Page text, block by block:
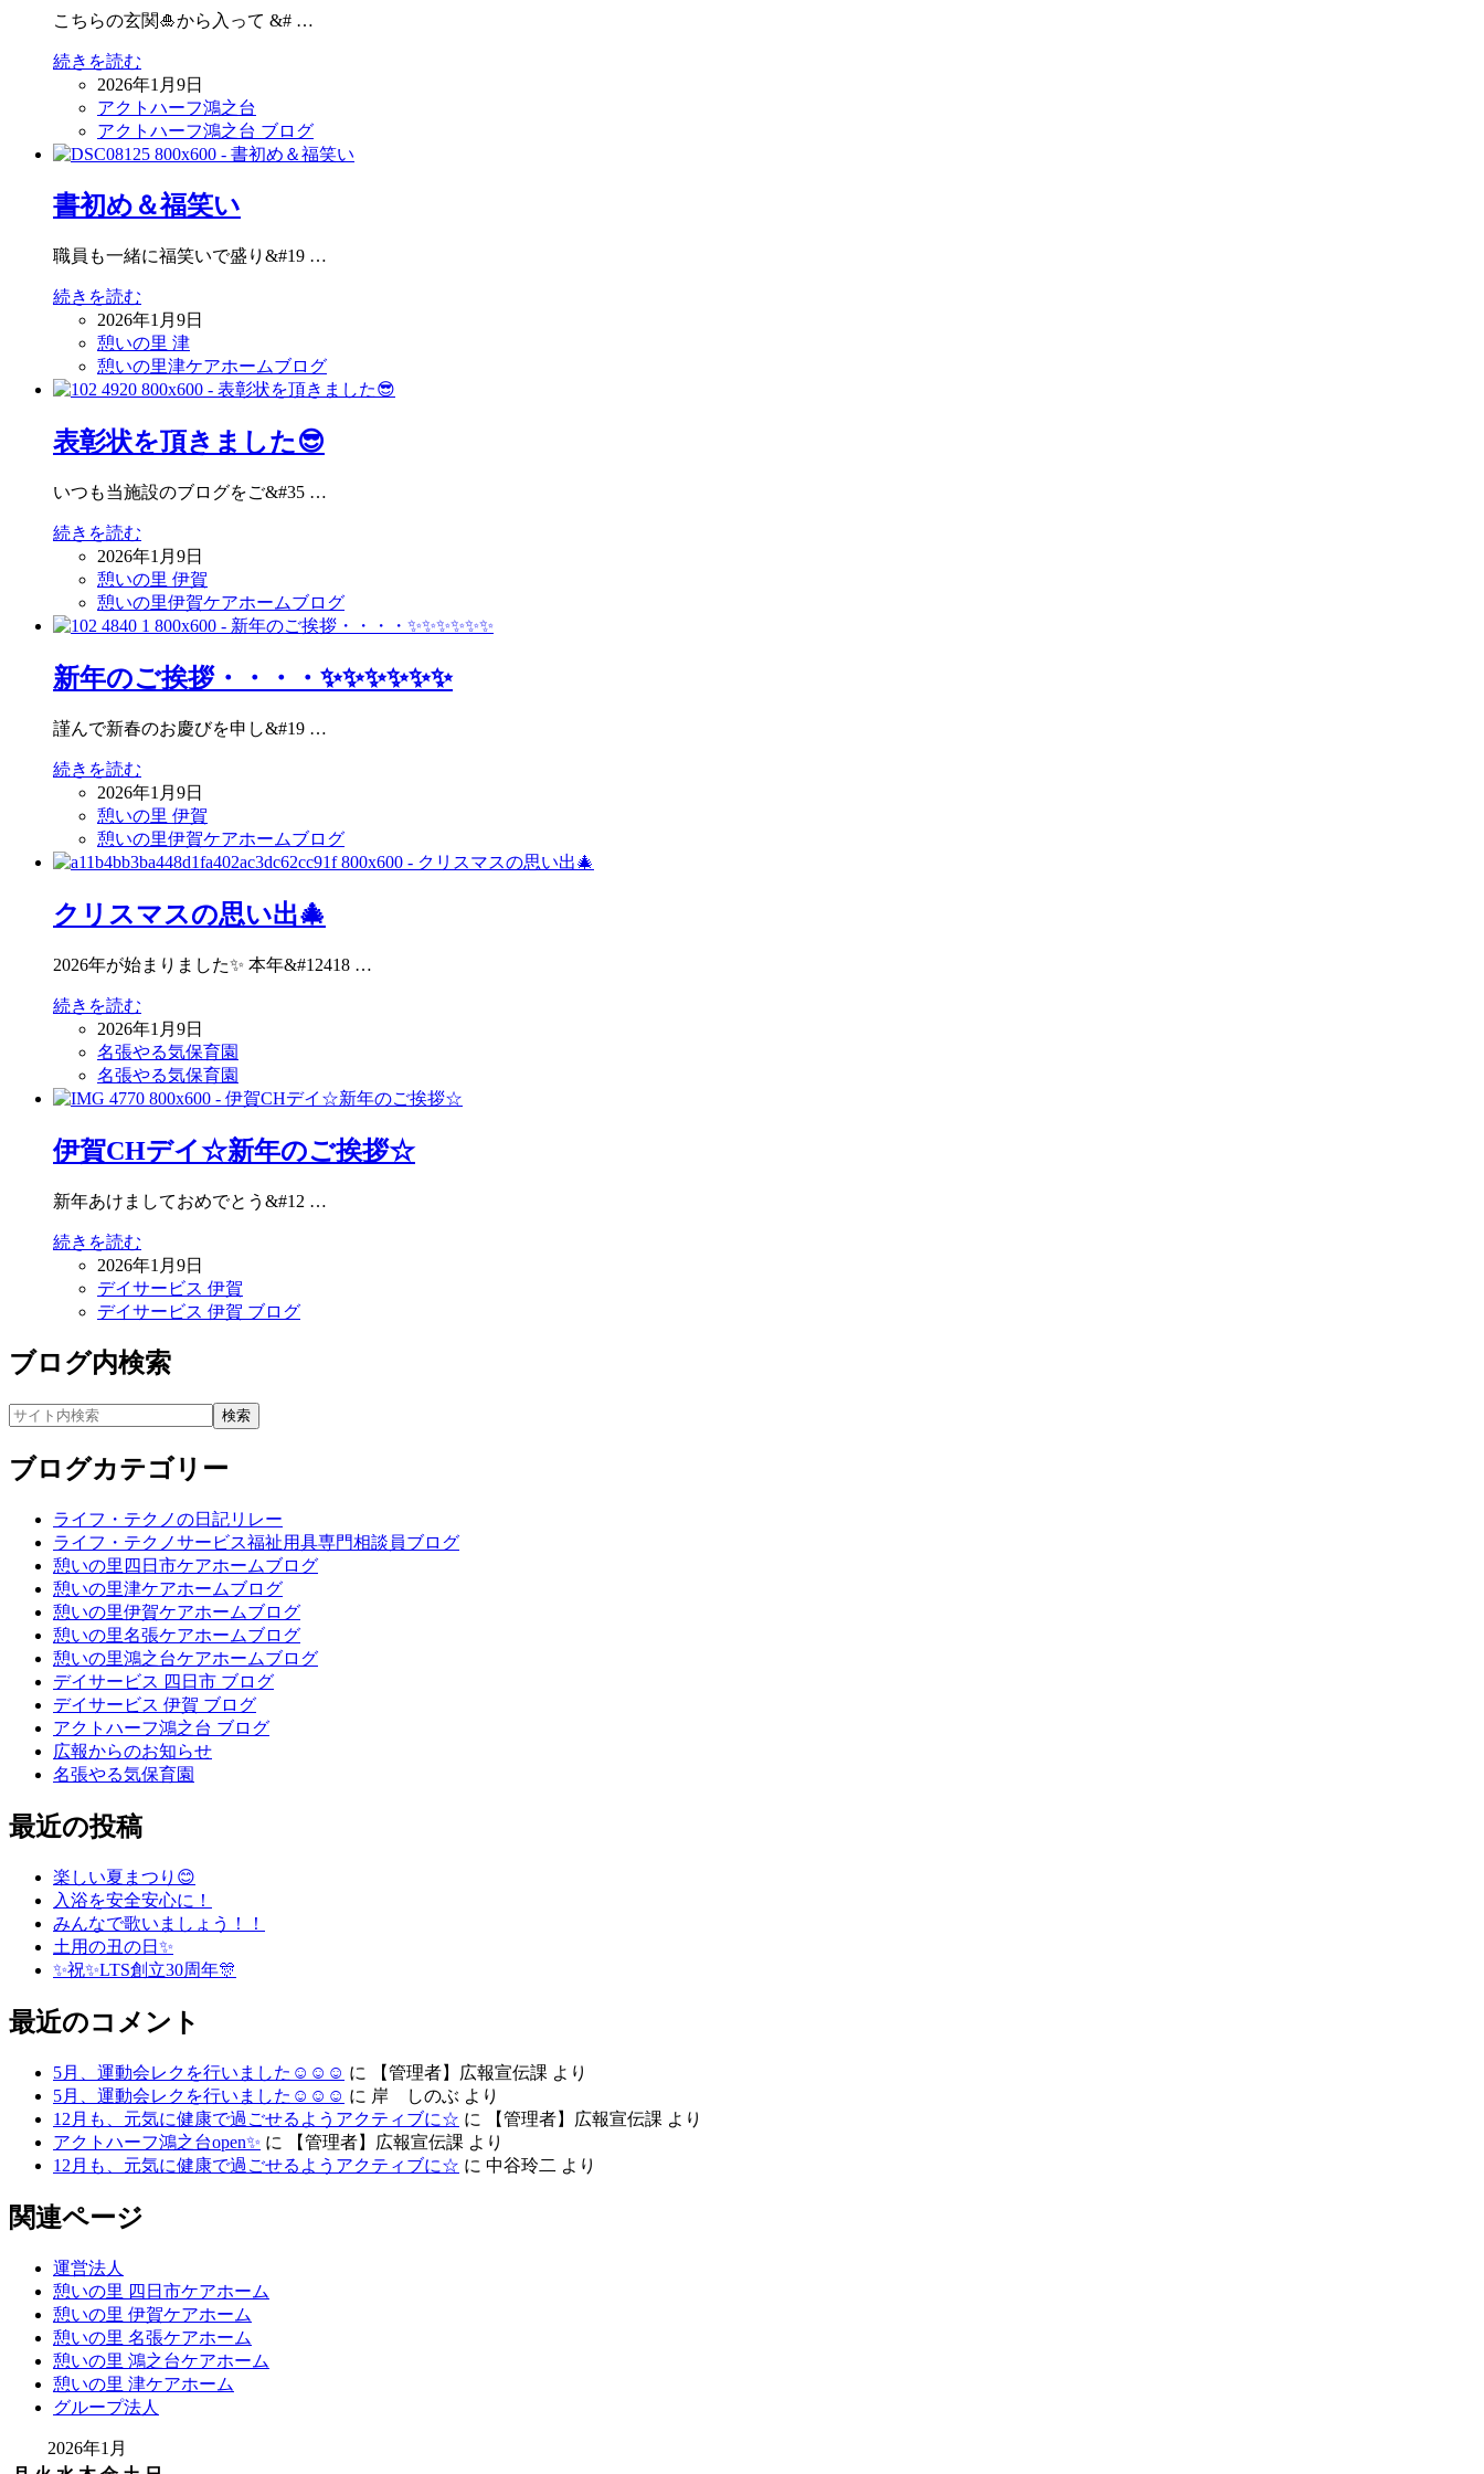
こちらの玄関🎍から入って &# …
続きを読む
2026年1月9日
アクトハーフ鴻之台
アクトハーフ鴻之台 ブログ
書初め＆福笑い
職員も一緒に福笑いで盛り&#19 …
続きを読む
2026年1月9日
憩いの里 津
憩いの里津ケアホームブログ
表彰状を頂きました😎
いつも当施設のブログをご&#35 …
続きを読む
2026年1月9日
憩いの里 伊賀
憩いの里伊賀ケアホームブログ
新年のご挨拶・・・・✨✨✨✨✨✨
謹んで新春のお慶びを申し&#19 …
続きを読む
2026年1月9日
憩いの里 伊賀
憩いの里伊賀ケアホームブログ
クリスマスの思い出🎄
2026年が始まりました✨ 本年&#12418 …
続きを読む
2026年1月9日
名張やる気保育園
名張やる気保育園
伊賀CHデイ☆新年のご挨拶☆
新年あけましておめでとう&#12 …
続きを読む
2026年1月9日
デイサービス 伊賀
デイサービス 伊賀 ブログ
ブログ内検索
ブログカテゴリー
ライフ・テクノの日記リレー
ライフ・テクノサービス福祉用具専門相談員ブログ
憩いの里四日市ケアホームブログ
憩いの里津ケアホームブログ
憩いの里伊賀ケアホームブログ
憩いの里名張ケアホームブログ
憩いの里鴻之台ケアホームブログ
デイサービス 四日市 ブログ
デイサービス 伊賀 ブログ
アクトハーフ鴻之台 ブログ
広報からのお知らせ
名張やる気保育園
最近の投稿
楽しい夏まつり😊
入浴を安全安心に！
みんなで歌いましょう！！
土用の丑の日✨
✨祝✨LTS創立30周年🎊
最近のコメント
5月、運動会レクを行いました☺☺☺ に 【管理者】広報宣伝課 より
5月、運動会レクを行いました☺☺☺ に 岸 しのぶ より
12月も、元気に健康で過ごせるようアクティブに☆ に 【管理者】広報宣伝課 より
アクトハーフ鴻之台open✨ に 【管理者】広報宣伝課 より
12月も、元気に健康で過ごせるようアクティブに☆ に 中谷玲二 より
関連ページ
運営法人
憩いの里 四日市ケアホーム
憩いの里 伊賀ケアホーム
憩いの里 名張ケアホーム
憩いの里 鴻之台ケアホーム
憩いの里 津ケアホーム
グループ法人
2026年1月